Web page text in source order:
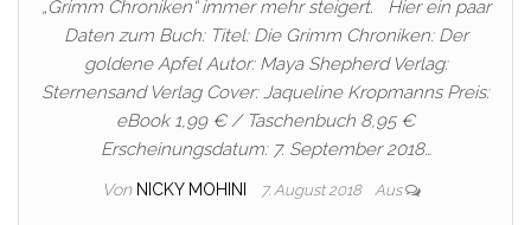
„Grimm Chroniken“ immer mehr steigert. Hier ein paar
Daten zum Buch: Titel: Die Grimm Chroniken: Der
goldene Apfel Autor: Maya Shepherd Verlag:
Sternensand Verlag Cover: Jaqueline Kropmanns Preis:
eBook 1,99 € / Taschenbuch 8,95 €
Erscheinungsdatum: 7. September 2018…
Von NICKY MOHINI 7. August 2018 Aus